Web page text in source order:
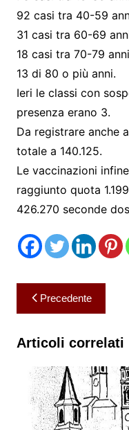
92 casi tra 40-59
31 casi tra 60-69
18 casi tra 70-79
13 di 80 o più anni.
Ieri le classi con
presenza erano 3.
Da registrare anche
totale a 140.125.
Le vaccinazioni
raggiunto quota
426.270 seconde
Navigazione
articoli
Precedente
Articoli correlati